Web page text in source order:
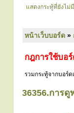
แสดงกระทู้ที่ยังไม่
หน้าเว็บบอร์ด »
กฎการใช้บอ
รวมกระทู้จากบอร์ด
36356.การ